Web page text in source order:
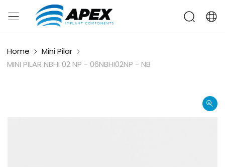
Home
Mini Pilar
MINI PILAR NBHI 02 NP - 06NBHI02NP - NB